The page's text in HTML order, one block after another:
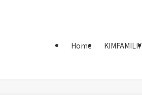
Home KIMFAMILIY